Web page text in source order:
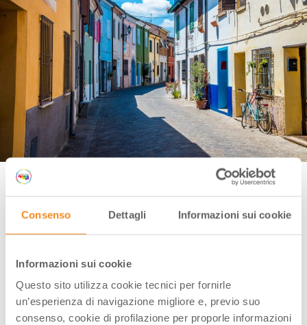
Consenso Dettagli Informazioni sui cookie
Informazioni sui cookie
Questo sito utilizza cookie tecnici per fornirle
un’esperienza di navigazione migliore e, previo suo
consenso, cookie di profilazione per proporle informazioni
Rimini, Borgo San Giuliano | Credit: Nicola Pulham, via Shutterstock
Tuttavial’anima più affascinantedi Rimini
quartiere dei pescatori amato da Fellini.
Tra murales, vicoli pittoreschi, casette colorate e
osterie tipiche, il borgo regala scorci fotografici e
un’atmosfera intima e popolare.